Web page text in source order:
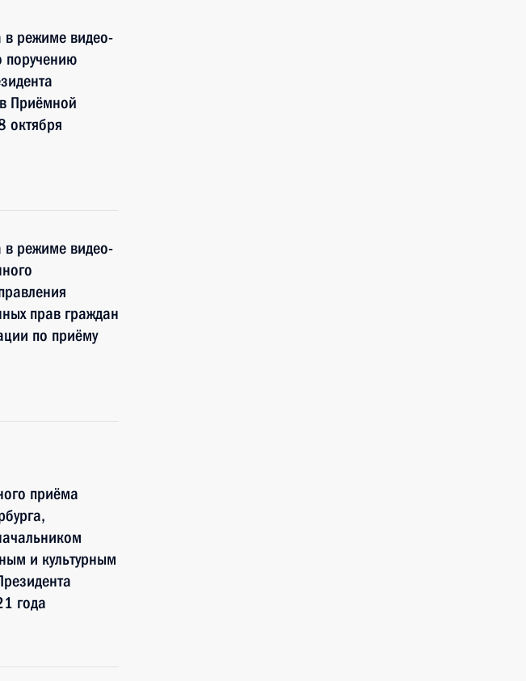
в режиме видео-
поручению
Приёмной
октября
в режиме видео-
прав граждан
по приёму
приёма
и культурным
года